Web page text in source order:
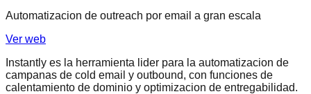
Automatizacion de outreach por email a gran escala
Ver web
Instantly es la herramienta lider para la automatizacion de
campanas de cold email y outbound, con funciones de
calentamiento de dominio y optimizacion de entregabilidad.